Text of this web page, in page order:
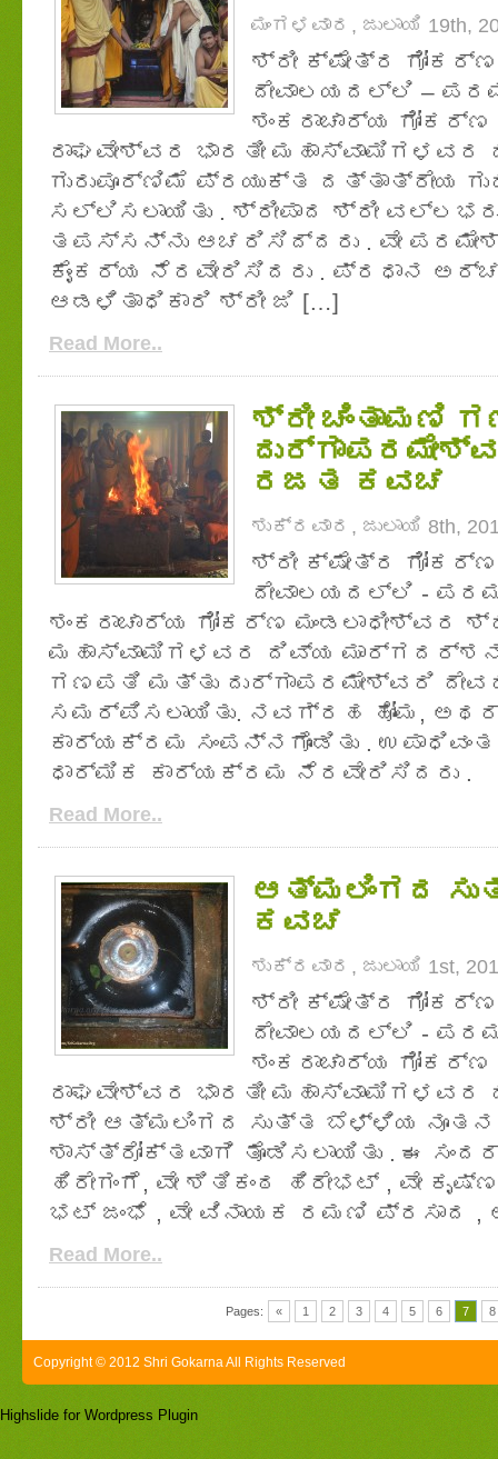
ಮಂಗಳವಾರ, ಜುಲಾಯಿ 19th,
ಶ್ರೀ ಕ್ಷೇತ್ರ
ದೇವಾಲಯದಲ್ಲಿ –
ಶಂಕರಾಚಾರ್ಯ ಗೋಕರ್ಣ
ರಾಘವೇಶ್ವರ ಭಾರತೀ
ಗುರುಪೂರ್ಣಿಮೆ ಪ್ರಯುಕ್ತ ದತ್ತಾತ್ರೇಯ
ಸಲ್ಲಿಸಲಾಯಿತು . ಶ್ರೀಪಾದ ಶ್ರೀ
ತಪಸ್ಸನ್ನು ಆಚರಿಸಿದ್ದರು . ವೇ
ಕೈಂಕರ್ಯ ನೆರವೇರಿಸಿದರು . ಪ್ರಧಾನ
ಆಡಳಿತಾಧಿಕಾರಿ ಶ್ರೀ ಜಿ […]
Read More..
ಶ್ರೀ ಚಿಂತಾಮಣಿ
ರಜತ ಕವಚ
ಶುಕ್ರವಾರ, ಜುಲಾಯಿ 8th,
ಶ್ರೀ ಕ್ಷೇತ್ರ
ದೇವಾಲಯದಲ್ಲಿ -
ಶಂಕರಾಚಾರ್ಯ ಗೋಕರ್ಣ ಮಂಡಲಾಧೀಶ್ವರ
ಮಹಾಸ್ವಾಮಿಗಳವರ ದಿವ್ಯ
ಗಣಪತಿ ಮತ್ತು ದುರ್ಗಾಪರಮೇಶ್ವರಿ
ಸಮರ್ಪಿಸಲಾಯಿತು. ನವಗ್ರಹ ಹೋಮ,
ಕಾರ್ಯಕ್ರಮ ಸಂಪನ್ನಗೊಂಡಿತು .
ಧಾರ್ಮಿಕ ಕಾರ್ಯಕ್ರಮ ನೆರವೇರಿಸಿದರು .
Read More..
ಆತ್ಮಲಿಂಗದ
ಕವಚ
ಶುಕ್ರವಾರ, ಜುಲಾಯಿ 1st,
ಶ್ರೀ ಕ್ಷೇತ್ರ
ದೇವಾಲಯದಲ್ಲಿ -
ಶಂಕರಾಚಾರ್ಯ ಗೋಕರ್ಣ
ರಾಘವೇಶ್ವರ ಭಾರತೀ
ಶ್ರೀ ಆತ್ಮಲಿಂಗದ ಸುತ್ತ ಬೆಳ್ಳಿಯ
ಶಾಸ್ತ್ರೋಕ್ತವಾಗಿ ತೊಡಿಸಲಾಯಿತು . ಈ
ಹಿರೇಗಂಗೆ, ವೇ ಶಿತಿಕಂಠ ಹಿರೇಭಟ್ , ವೇ
ಭಟ್ ಜಂಭೆ , ವೇ ವಿನಾಯಕ ರಮಣಿ ಪ್ರಸಾದ ,
Read More..
Pages: « 1 2 3 4 5 6 7 8
Copyright © 2012 Shri Gokarna All Rights Reserved
Highslide for Wordpress Plugin